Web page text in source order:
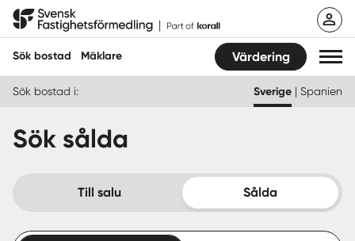
Hoppa
Svensk Fastighetsförmedling
Sök bostad Mäklare Värdering
Hitta mäklare
Köpa
Sök bostad i: Sverige | Spanien
Sök sålda
Till salu Sålda